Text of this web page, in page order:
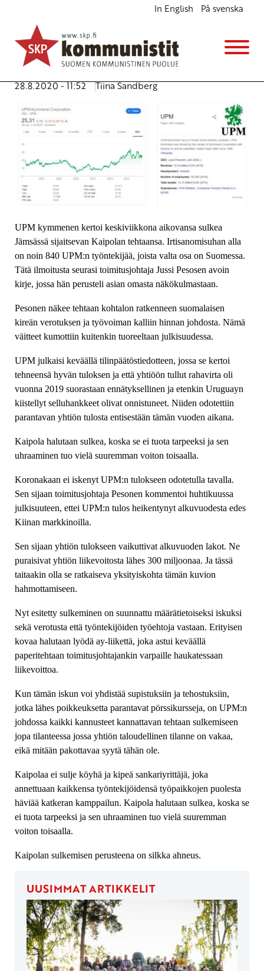
In English På svenska
Kaipola ahneuden monumenttina
Ajankohtaista
Pääsihteerin palsta
Avainsanat:ay-liike,Kaipola,korona,lakko
28.8.2020 - 11:52
Tiina Sandberg
UPM kymmenen kertoi keskiviikkona aikovansa sulkea
Jämsässä sijaitsevan Kaipolan tehtaansa. Irtisanomisuhan alla
on noin 840 UPM:n työntekijää, joista valta osa on Suomessa.
Tätä ilmoitusta seurasi toimitusjohtaja Jussi Pesosen avoin
kirje, jossa hän perusteli asian omasta näkökulmastaan.
Pesonen näkee tehtaan kohtalon ratkenneen suomalaisen
kireän verotuksen ja työvoiman kalliin hinnan johdosta. Nämä
väitteet kumottiin kuitenkin tuoreeltaan julkisuudessa.
UPM julkaisi keväällä tilinpäätöstiedotteen, jossa se kertoi
tehneensä hyvän tuloksen ja että yhtiöön tullut rahavirta oli
vuonna 2019 suorastaan ennätyksellinen ja etenkin Uruguayn
kiistellyt selluhankkeet olivat onnistuneet. Niiden odotettiin
parantavan yhtiön tulosta entisestään tämän vuoden aikana.
Kaipola halutaan sulkea, koska se ei tuota tarpeeksi ja sen
uhraaminen tuo vielä suuremman voiton toisaalla.
Koronakaan ei iskenyt UPM:n tulokseen odotetulla tavalla.
Sen sijaan toimitusjohtaja Pesonen kommentoi huhtikuussa
julkisuuteen, ettei UPM:n tulos heikentynyt alkuvuodesta edes
Kiinan markkinoilla.
Sen sijaan yhtiön tulokseen vaikuttivat alkuvuoden lakot. Ne
puraisivat yhtiön liikevoitosta lähes 300 miljoonaa. Ja tässä
taitaakin olla se ratkaiseva yksityiskohta tämän kuvion
hahmottamiseen.
Nyt esitetty sulkeminen on suunnattu määrätietoiseksi iskuksi
sekä verotusta että työntekijöiden työehtoja vastaan. Erityisen
kovaa halutaan lyödä ay-liikettä, joka astui keväällä
paperitehtaan toimitusjohtajankin varpaille haukatessaan
liikevoittoa.
Kun tämän iskun voi yhdistää supistuksiin ja tehostuksiin,
jotka lähes poikkeuksetta parantavat pörssikursseja, on UPM:n
johdossa kaikki kannusteet kannattavan tehtaan sulkemiseen
jopa tilanteessa jossa yhtiön taloudellinen tilanne on vakaa,
eikä mitään pakottavaa syytä tähän ole.
Kaipolaa ei sulje köyhä ja kipeä sankariyrittäjä, joka
annettuaan kaikkensa työntekijöidensä työpaikkojen puolesta
häviää katkeran kamppailun. Kaipola halutaan sulkea, koska se
ei tuota tarpeeksi ja sen uhraaminen tuo vielä suuremman
voiton toisaalla.
Kaipolan sulkemisen perusteena on silkka ahneus.
UUSIMMAT ARTIKKELIT